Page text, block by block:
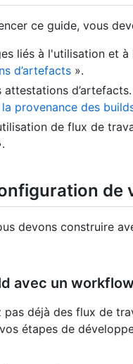
ce guide, vous
liés à l'utilisation et
d’artefacts ».
attestations
provenance des
de flux de
de
devons construire
avec un
pas déjà des flux de
étapes de